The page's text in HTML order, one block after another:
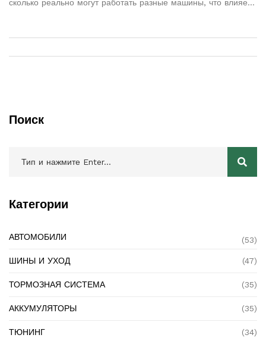
сколько реально могут работать разные машины, что влияет
Поиск
Категории
АВТОМОБИЛИ (53)
ШИНЫ И УХОД (47)
ТОРМОЗНАЯ СИСТЕМА (35)
АККУМУЛЯТОРЫ (35)
ТЮНИНГ (34)